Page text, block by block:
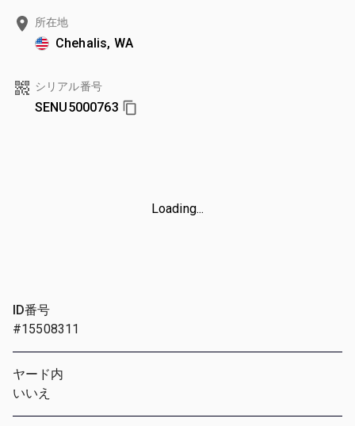
所在地
Chehalis, WA
シリアル番号
SENU5000763
Loading...
ID番号
#15508311
ヤード内
いいえ